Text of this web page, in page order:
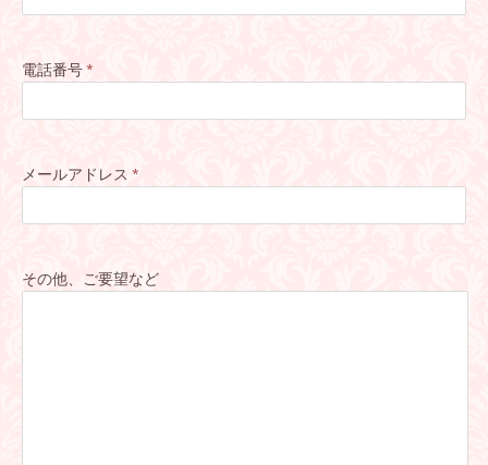
電話番号*
メールアドレス *
その他、ご要望など